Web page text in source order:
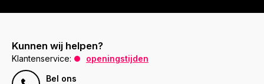
Kunnen wij helpen?
Klantenservice:
openingstijden
Bel ons